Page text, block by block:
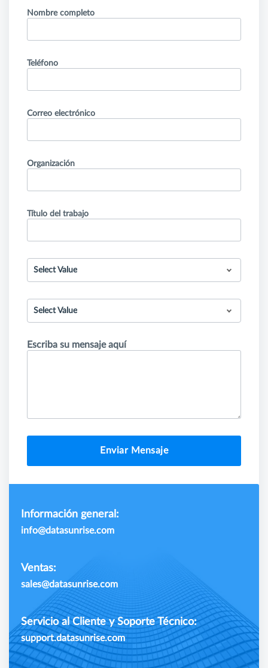
Nombre completo
Teléfono
Correo electrónico
Organización
Título del trabajo
Select Value
Select Value
Escriba su mensaje aquí
Enviar Mensaje
Información general:
info@datasunrise.com
Ventas:
sales@datasunrise.com
Servicio al Cliente y Soporte Técnico:
support.datasunrise.com